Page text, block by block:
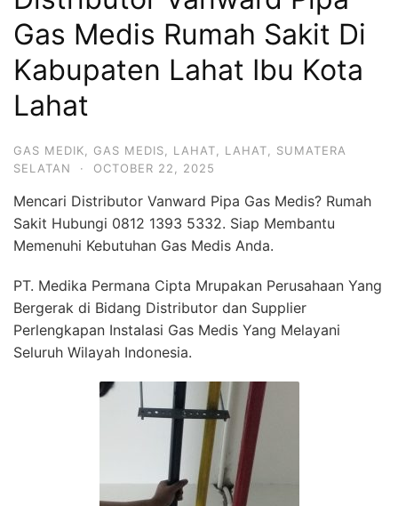
Gas Medis Rumah Sakit Di
Kabupaten Lahat Ibu Kota
Lahat
GAS MEDIK GAS MEDIS LAHAT LAHAT
SUMATERA
SELATAN
· OCTOBER 22, 2025
Mencari Distributor Vanward Pipa Gas Medis? Rumah
Sakit Hubungi 0812 1393 5332. Siap Membantu
Memenuhi Kebutuhan Gas Medis Anda.
PT. Medika Permana Cipta Mrupakan Perusahaan Yang
Bergerak di Bidang Distributor dan Supplier
Perlengkapan Instalasi Gas Medis Yang Melayani
Seluruh Wilayah Indonesia.